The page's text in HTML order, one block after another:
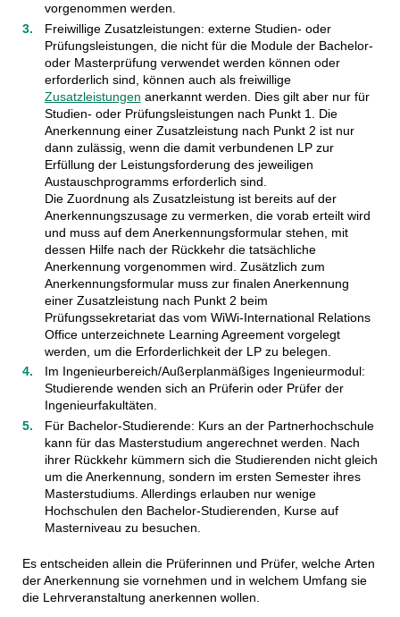
vorgenommen werden.
Freiwillige Zusatzleistungen: externe Studien- oder
Prüfungsleistungen, die nicht für die Module der Bachelor-
oder Masterprüfung verwendet werden können oder
erforderlich sind, können auch als freiwillige
Zusatzleistungen anerkannt werden. Dies gilt aber nur für
Studien- oder Prüfungsleistungen nach Punkt 1. Die
Anerkennung einer Zusatzleistung nach Punkt 2 ist nur
dann zulässig, wenn die damit verbundenen LP zur
Erfüllung der Leistungsforderung des jeweiligen
Austauschprogramms erforderlich sind.
Die Zuordnung als Zusatzleistung ist bereits auf der
Anerkennungszusage zu vermerken, die vorab erteilt wird
und muss auf dem Anerkennungsformular stehen, mit
dessen Hilfe nach der Rückkehr die tatsächliche
Anerkennung vorgenommen wird. Zusätzlich zum
Anerkennungsformular muss zur finalen Anerkennung
einer Zusatzleistung nach Punkt 2 beim
Prüfungssekretariat das vom WiWi-International Relations
Office unterzeichnete Learning Agreement vorgelegt
werden, um die Erforderlichkeit der LP zu belegen.
Im Ingenieurbereich/Außerplanmäßiges Ingenieurmodul:
Studierende wenden sich an Prüferin oder Prüfer der
Ingenieurfakultäten.
Für Bachelor-Studierende: Kurs an der Partnerhochschule
kann für das Masterstudium angerechnet werden. Nach
ihrer Rückkehr kümmern sich die Studierenden nicht gleich
um die Anerkennung, sondern im ersten Semester ihres
Masterstudiums. Allerdings erlauben nur wenige
Hochschulen den Bachelor-Studierenden, Kurse auf
Masterniveau zu besuchen.
Es entscheiden allein die Prüferinnen und Prüfer, welche Arten
der Anerkennung sie vornehmen und in welchem Umfang sie
die Lehrveranstaltung anerkennen wollen.